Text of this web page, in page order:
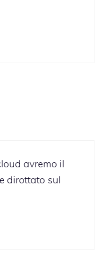
avremo il
dirottato sul